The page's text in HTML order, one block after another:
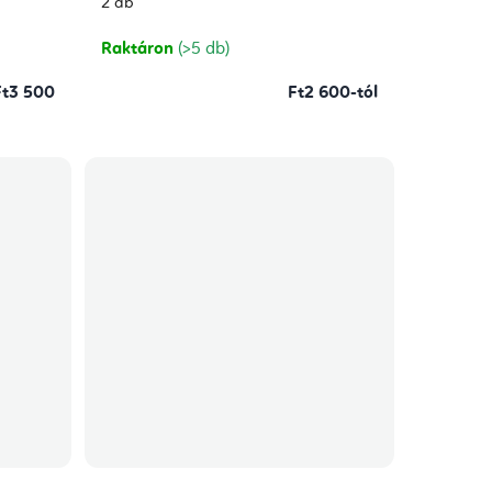
500
2 db
csillag.
Raktáron (>5 db)
Ft2 600-tól